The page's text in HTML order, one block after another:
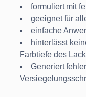
formuliert mit
geeignet für
einfache
hinterlässt
Farbtiefe des
Generiert